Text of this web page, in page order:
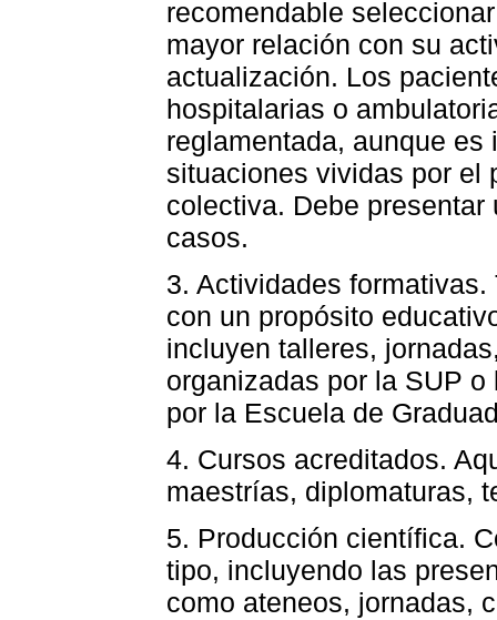
recomendable
mayor relación con su
actualización. Los
hospitalarias o
reglamentada, aunque
situaciones vividas por el
colectiva. Debe
casos.
3. Actividades
con un propósito
incluyen talleres,
organizadas por la SUP
por la Escuela de
4. Cursos acreditados.
maestrías, diplomaturas,
5. Producción científica.
tipo, incluyendo las
como ateneos, jornadas,